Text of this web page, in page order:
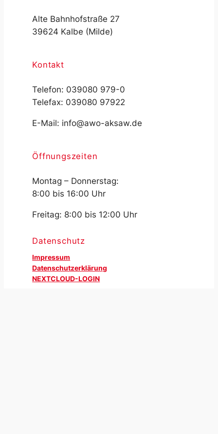
Alte Bahnhofstraße 27
39624 Kalbe (Milde)
Kontakt
Telefon: 039080 979-0
Telefax: 039080 97922
E-Mail: info@awo-aksaw.de
Öffnungszeiten
Montag – Donnerstag:
8:00 bis 16:00 Uhr
Freitag: 8:00 bis 12:00 Uhr
Datenschutz
Impressum
Datenschutzerklärung
NEXTCLOUD-LOGIN